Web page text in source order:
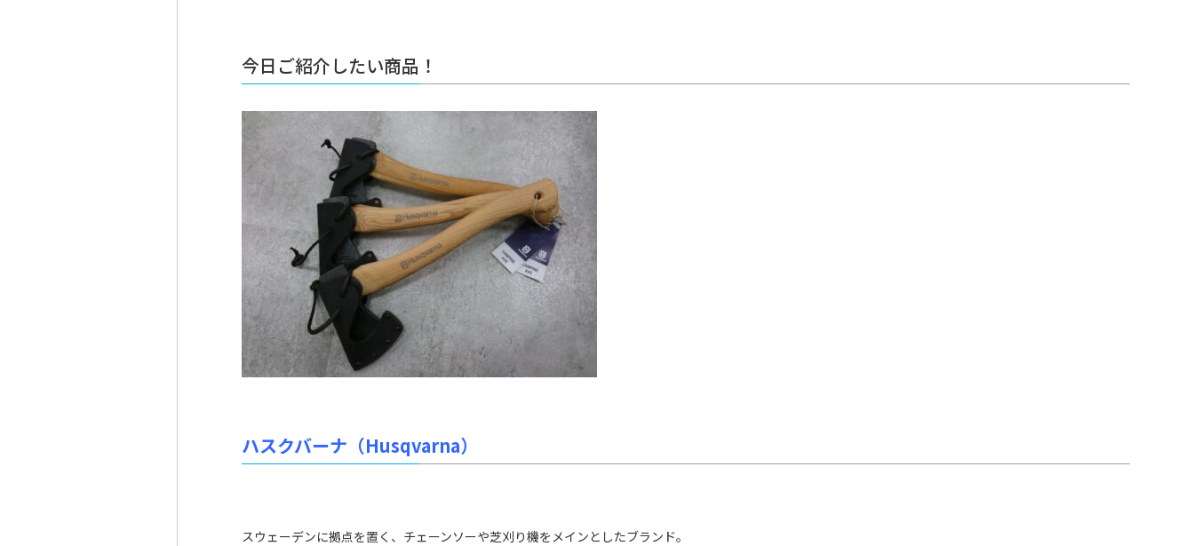
今日ご紹介したい商品！
ハスクバーナ（Husqvarna）
スウェーデンに拠点を置く、チェーンソーや芝刈り機をメインとしたブランド。